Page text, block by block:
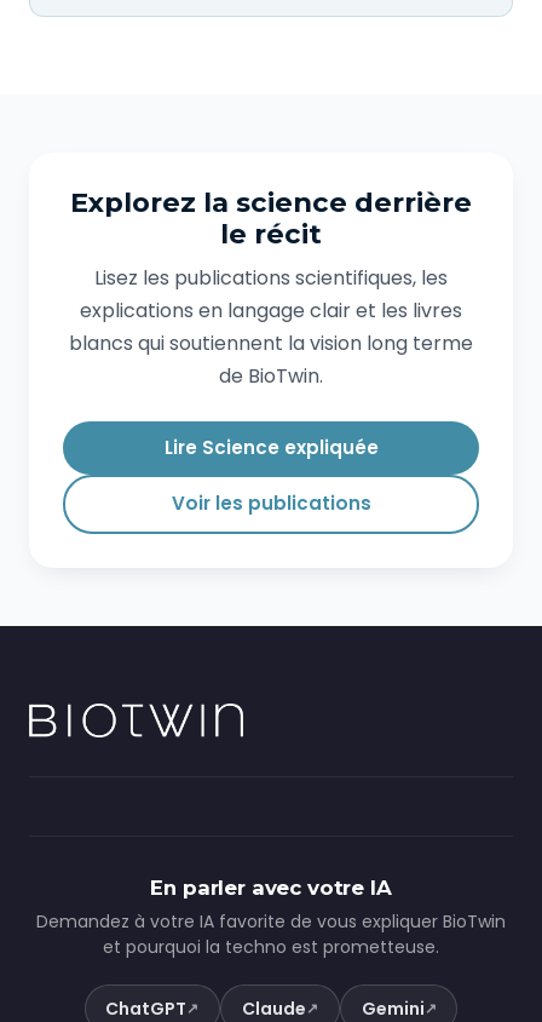
Explorez la science derrière
le récit
Lisez les publications scientifiques, les
explications en langage clair et les livres
blancs qui soutiennent la vision long terme
de BioTwin.
Lire Science expliquée
Voir les publications
En parler avec votre IA
Demandez à votre IA favorite de vous expliquer BioTwin
et pourquoi la techno est prometteuse.
ChatGPT↗ Claude↗ Gemini↗